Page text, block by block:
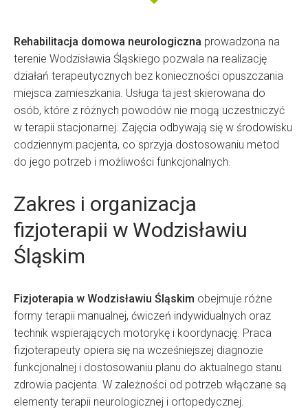
Rehabilitacja domowa neurologiczna prowadzona na
terenie Wodzisławia Śląskiego pozwala na realizację
działań terapeutycznych bez konieczności opuszczania
miejsca zamieszkania. Usługa ta jest skierowana do
osób, które z różnych powodów nie mogą uczestniczyć
w terapii stacjonarnej. Zajęcia odbywają się w środowisku
codziennym pacjenta, co sprzyja dostosowaniu metod
do jego potrzeb i możliwości funkcjonalnych.
Zakres i organizacja
fizjoterapii w Wodzisławiu
Śląskim
Fizjoterapia w Wodzisławiu Śląskim obejmuje różne
formy terapii manualnej, ćwiczeń indywidualnych oraz
technik wspierających motorykę i koordynację. Praca
fizjoterapeuty opiera się na wcześniejszej diagnozie
funkcjonalnej i dostosowaniu planu do aktualnego stanu
zdrowia pacjenta. W zależności od potrzeb włączane są
elementy terapii neurologicznej i ortopedycznej.